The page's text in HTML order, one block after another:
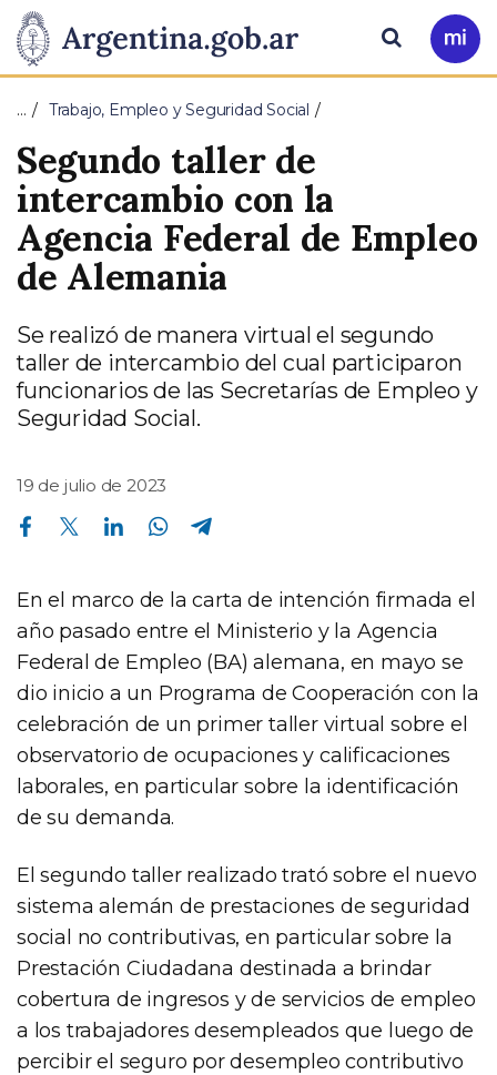
Presidencia
de
la
Nación
Pasar al contenido principal
Ir
a
Buscar
… Trabajo, Empleo y Seguridad Social
Segundo taller de
intercambio con la
Agencia Federal de Empleo
de Alemania
Se realizó de manera virtual el segundo
taller de intercambio del cual participaron
funcionarios de las Secretarías de Empleo y
Seguridad Social.
19 de julio de 2023
Compartir en Facebook Compartir en Twitter Compartir en Linkedin Compartir en Whatsapp
En el marco de la carta de intención firmada el
año pasado entre el Ministerio y la Agencia
Federal de Empleo (BA) alemana, en mayo se
dio inicio a un Programa de Cooperación con la
celebración de un primer taller virtual sobre el
observatorio de ocupaciones y calificaciones
laborales, en particular sobre la identificación
de su demanda.
El segundo taller realizado trató sobre el nuevo
sistema alemán de prestaciones de seguridad
social no contributivas, en particular sobre la
Prestación Ciudadana destinada a brindar
cobertura de ingresos y de servicios de empleo
a los trabajadores desempleados que luego de
percibir el seguro por desempleo contributivo